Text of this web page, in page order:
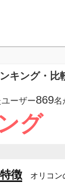
キング・比
ーザー869名
グ
徴 オリコン